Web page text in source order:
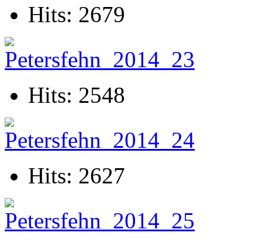
Hits: 2679
Hits: 2548
Hits: 2627